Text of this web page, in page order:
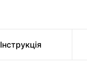
Інструкція